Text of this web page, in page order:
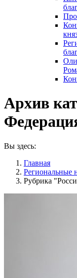
Архив
Вы здесь:
Главная
Pегиональные
Рубрика